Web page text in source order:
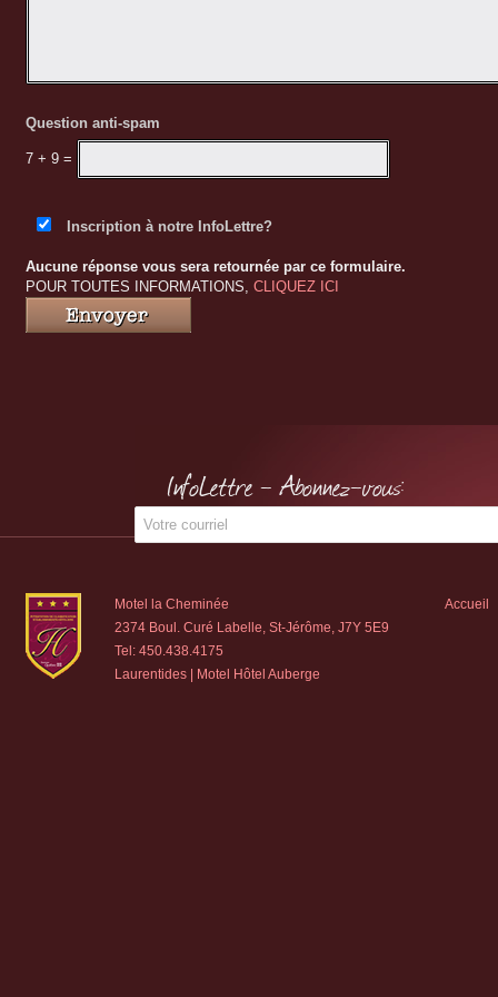
Question anti-spam
7 + 9 =
Inscription à notre InfoLettre?
Aucune réponse vous sera retournée par ce formulaire.
POUR TOUTES INFORMATIONS, CLIQUEZ ICI
InfoLettre - Abonnez-vous:
Motel la Cheminée
2374 Boul. Curé Labelle, St-Jérôme, J7Y 5E9
Tel: 450.438.4175
Laurentides | Motel Hôtel Auberge
Accueil